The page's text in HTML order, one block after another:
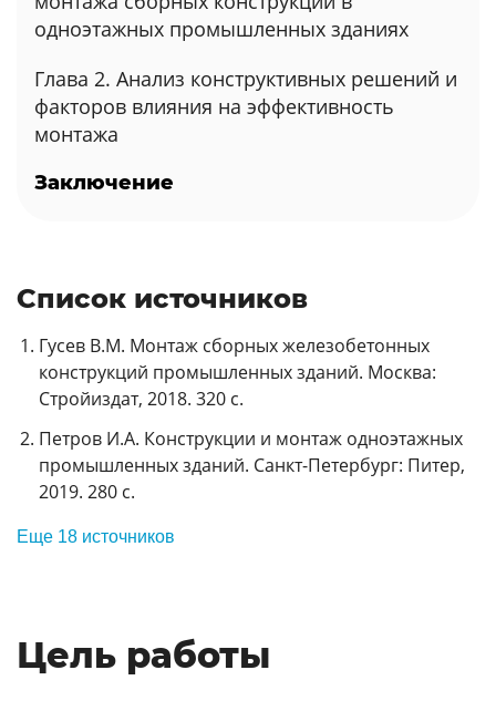
одноэтажных промышленных зданиях
Глава 2. Анализ конструктивных решений и
факторов влияния на эффективность
монтажа
Заключение
Список источников
Гусев В.М. Монтаж сборных железобетонных
конструкций промышленных зданий. Москва:
Стройиздат, 2018. 320 с.
Петров И.А. Конструкции и монтаж одноэтажных
промышленных зданий. Санкт-Петербург: Питер,
2019. 280 с.
Еще 18 источников
Цель работы